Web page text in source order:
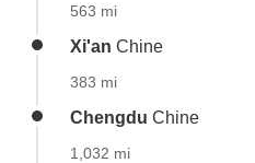
563 mi
Xi'an Chine
383 mi
Chengdu Chine
1,032 mi